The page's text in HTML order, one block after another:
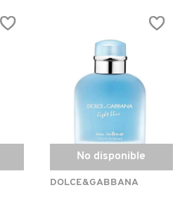
No disponible
DOLCE&GABBANA